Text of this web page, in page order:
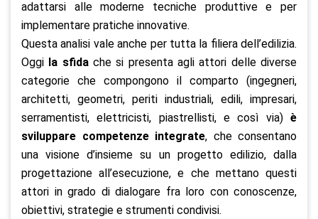
adattarsi alle moderne tecniche produttive e per
implementare pratiche innovative.
Questa analisi vale anche per tutta la filiera dell’edilizia.
Oggi la sfidache si presenta agli attori delle diverse
categorie che compongono il comparto (ingegneri,
architetti, geometri, periti industriali, edili, impresari,
serramentisti, elettricisti, piastrellisti, e così via) è
sviluppare competenze integrate, che consentano
una visione d’insieme su un progetto edilizio, dalla
progettazione all’esecuzione, e che mettano questi
attori in grado di dialogare fra loro con conoscenze,
obiettivi, strategie e strumenti condivisi.